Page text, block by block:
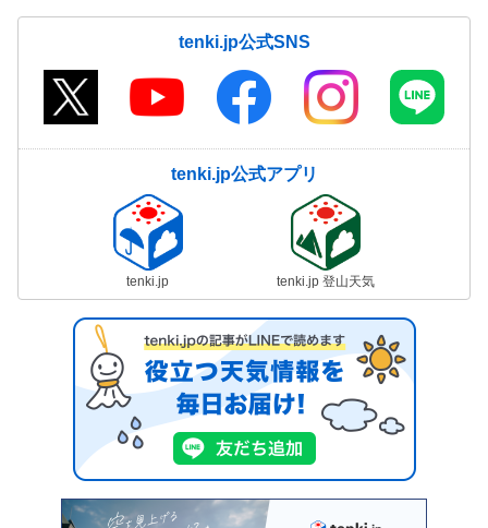
tenki.jp公式SNS
tenki.jp公式アプリ
tenki.jp tenki.jp 登山天気